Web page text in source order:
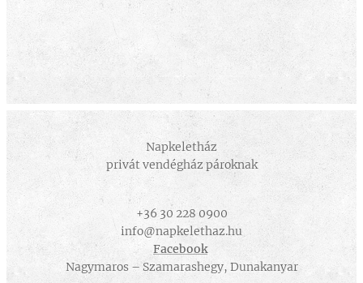
Napkeletház
privát vendégház pároknak
+36 30 228 0900
info@napkelethaz.hu
Facebook
Nagymaros – Szamarashegy, Dunakanyar